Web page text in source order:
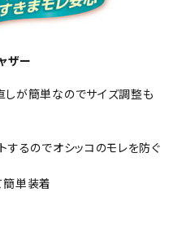
ザー
しが簡単なのでサイズ調整も
トするのでオシッコのモレを防ぐ
簡単装着